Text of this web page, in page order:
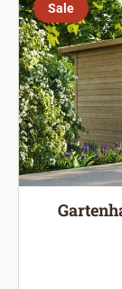
Sale